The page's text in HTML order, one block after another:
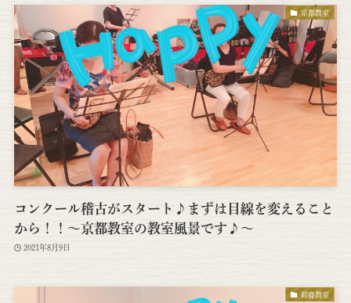
京都教室
コンクール稽古がスタート♪まずは目線を変えること
から！！～京都教室の教室風景です♪～
2021年8月9日
鈴鹿教室